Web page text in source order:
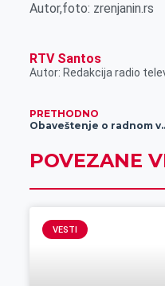
Autor,foto: zrenjanin.rs
RTV Santos
Autor: Redakcija radio
PRETHODNO
Obaveštenje o
POVEZANE
VESTI